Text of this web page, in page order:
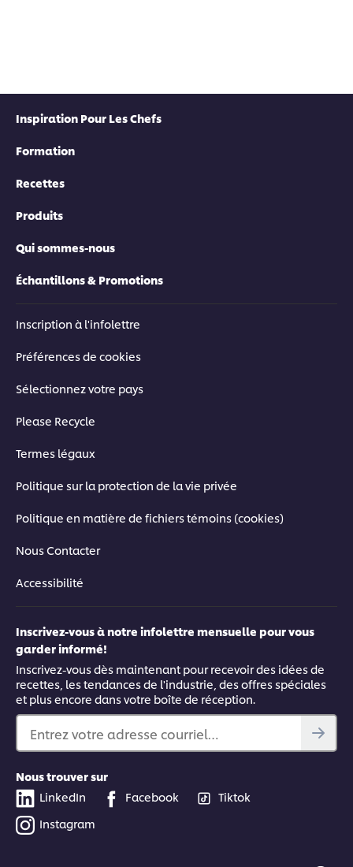
Inspiration Pour Les Chefs
Formation
Recettes
Produits
Qui sommes-nous
Échantillons & Promotions
Inscription à l'infolettre
Préférences de cookies
Sélectionnez votre pays
Please Recycle
Termes légaux
Politique sur la protection de la vie privée
Politique en matière de fichiers témoins (cookies)
Nous Contacter
Accessibilité
Inscrivez-vous à notre infolettre mensuelle pour vous
garder informé!
Inscrivez-vous dès maintenant pour recevoir des idées de
recettes, les tendances de l'industrie, des offres spéciales
et plus encore dans votre boîte de réception.
Entrez votre adresse courriel…
Nous trouver sur
LinkedIn
Facebook
Tiktok
Instagram